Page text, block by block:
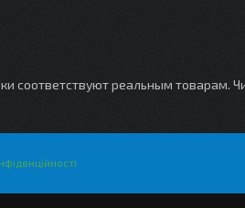
соответствуют реальным товарам.